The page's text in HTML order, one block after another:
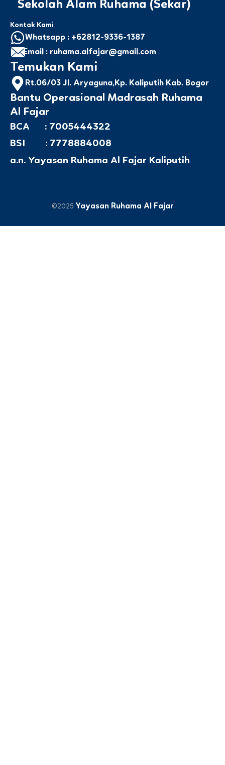
Sekolah Alam Ruhama (Sekar)
Kontak Kami
Whatsapp : +62812-9336-1387
Email : ruhama.alfajar@gmail.com
Temukan Kami
Rt.06/03 Jl. Aryaguna,Kp. Kaliputih Kab. Bogor
Bantu Operasional Madrasah Ruhama
Al Fajar
BCA : 7005444322
BSI : 7778884008
a.n. Yayasan Ruhama Al Fajar Kaliputih
©2025 Yayasan Ruhama Al Fajar